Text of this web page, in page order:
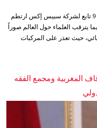
يُعتقد أن جزءاً ضخماً تائهاً من صاروخ فالكون 9 تابع لشركة سبيس إكس ارتطم
يترقب العلماء حول العالم صوراً
حيث تعذر على المركبات
المغربية ومجمع الفقه